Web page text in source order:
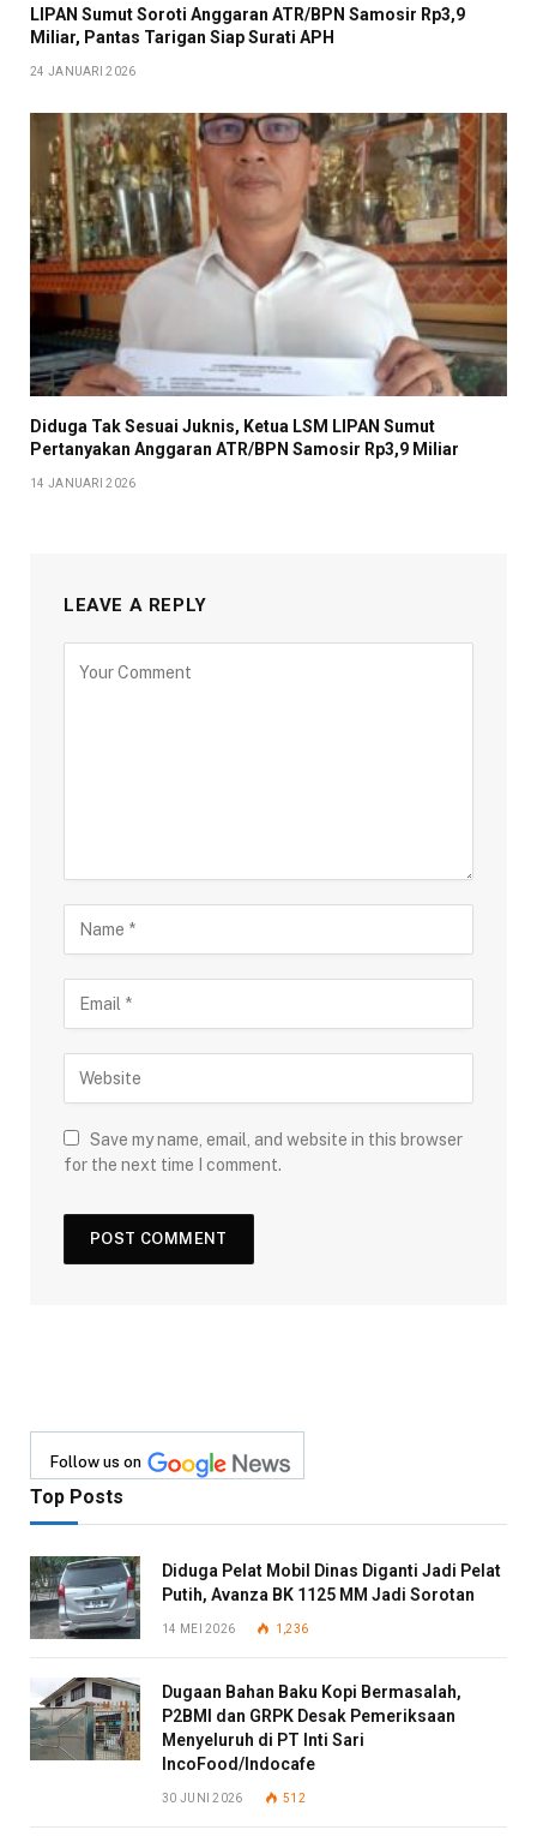
LIPAN Sumut Soroti Anggaran ATR/BPN Samosir Rp3,9
Miliar, Pantas Tarigan Siap Surati APH
24 JANUARI 2026
Diduga Tak Sesuai Juknis, Ketua LSM LIPAN Sumut
Pertanyakan Anggaran ATR/BPN Samosir Rp3,9 Miliar
14 JANUARI 2026
LEAVE A REPLY
Save my name, email, and website in this browser
for the next time I comment.
Follow us on
Top Posts
Diduga Pelat Mobil Dinas Diganti Jadi Pelat
Putih, Avanza BK 1125 MM Jadi Sorotan
14 MEI 2026 1,236
Dugaan Bahan Baku Kopi Bermasalah,
P2BMI dan GRPK Desak Pemeriksaan
Menyeluruh di PT Inti Sari
IncoFood/Indocafe
30 JUNI 2026 512